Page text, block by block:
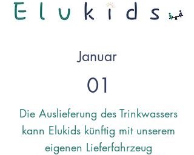
Januar
01
Die Auslieferung des Trinkwassers
kann Elukids künftig mit unserem
eigenen Lieferfahrzeug